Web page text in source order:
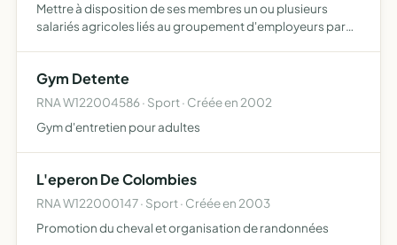
Mettre à disposition de ses membres un ou plusieurs
salariés agricoles liés au groupement d'employeurs par
Gym Detente
RNA W122004586 · Sport · Créée en 2002
Gym d'entretien pour adultes
L'eperon De Colombies
RNA W122000147 · Sport · Créée en 2003
Promotion du cheval et organisation de randonnées